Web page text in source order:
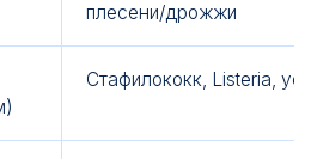
плесени/дрожжи
Стафилококк, Listeria,